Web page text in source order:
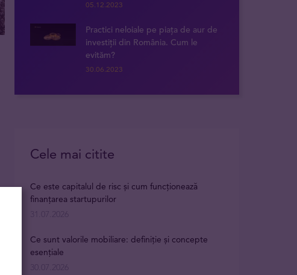
05.12.2023
Practici neloiale pe piața de aur de
investiții din România. Cum le
evităm?
30.06.2023
Cele mai citite
Ce este capitalul de risc și cum funcționează
finanțarea startupurilor
31.07.2026
Ce sunt valorile mobiliare: definiție și concepte
esențiale
30.07.2026